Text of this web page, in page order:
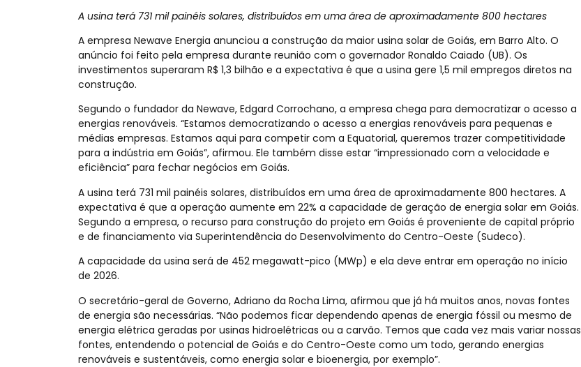
A usina terá 731 mil painéis solares, distribuídos em uma área de aproximadamente 800 hectares
A empresa Newave Energia anunciou a construção da maior usina solar de Goiás, em Barro Alto. O
anúncio foi feito pela empresa durante reunião com o governador Ronaldo Caiado (UB). Os
investimentos superaram R$ 1,3 bilhão e a expectativa é que a usina gere 1,5 mil empregos diretos na
construção.
Segundo o fundador da Newave, Edgard Corrochano, a empresa chega para democratizar o acesso a
energias renováveis. “Estamos democratizando o acesso a energias renováveis para pequenas e
médias empresas. Estamos aqui para competir com a Equatorial, queremos trazer competitividade
para a indústria em Goiás”, afirmou. Ele também disse estar “impressionado com a velocidade e
eficiência” para fechar negócios em Goiás.
A usina terá 731 mil painéis solares, distribuídos em uma área de aproximadamente 800 hectares. A
expectativa é que a operação aumente em 22% a capacidade de geração de energia solar em Goiás.
Segundo a empresa, o recurso para construção do projeto em Goiás é proveniente de capital próprio
e de financiamento via Superintendência do Desenvolvimento do Centro-Oeste (Sudeco).
A capacidade da usina será de 452 megawatt-pico (MWp) e ela deve entrar em operação no início
de 2026.
O secretário-geral de Governo, Adriano da Rocha Lima, afirmou que já há muitos anos, novas fontes
de energia são necessárias. “Não podemos ficar dependendo apenas de energia fóssil ou mesmo de
energia elétrica geradas por usinas hidroelétricas ou a carvão. Temos que cada vez mais variar nossas
fontes, entendendo o potencial de Goiás e do Centro-Oeste como um todo, gerando energias
renováveis e sustentáveis, como energia solar e bioenergia, por exemplo”.